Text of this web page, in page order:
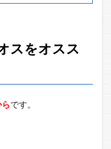
スをオスス
です。